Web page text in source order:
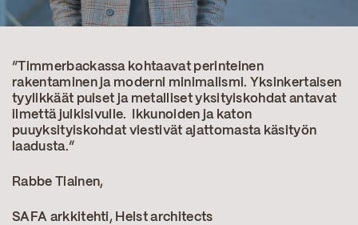
“Timmerbackassa kohtaavat perinteinen
rakentaminen ja moderni minimalismi. Yksinkertaisen
tyylikkäät puiset ja metalliset yksityiskohdat antavat
ilmettä julkisivulle. Ikkunoiden ja katon
puuyksityiskohdat viestivät ajattomasta käsityön
laadusta.”
Rabbe Tiainen,
SAFA arkkitehti, Helst architects